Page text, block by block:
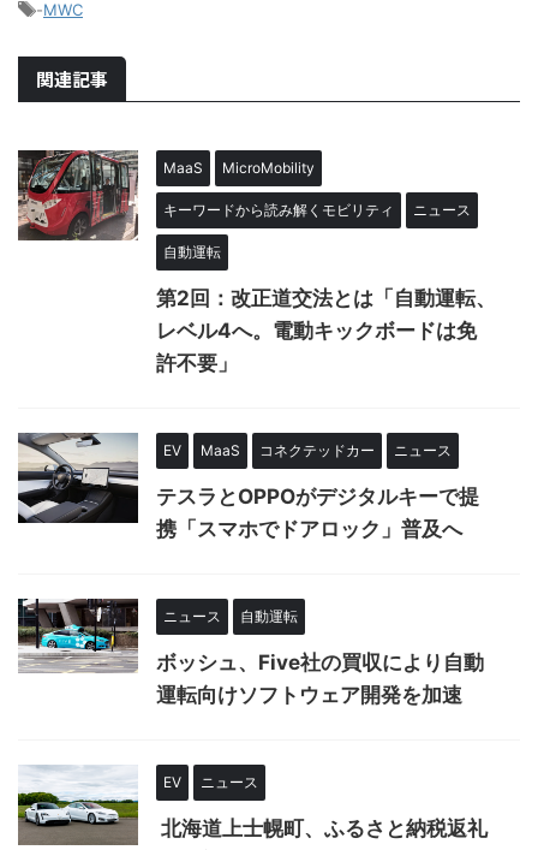
-MWC
関連記事
MaaS MicroMobility
キーワードから読み解くモビリティ ニュース
自動運転
第2回：改正道交法とは「自動運転、
レベル4へ。電動キックボードは免
許不要」
EV MaaS コネクテッドカー ニュース
テスラとOPPOがデジタルキーで提
携「スマホでドアロック」普及へ
ニュース 自動運転
ボッシュ、Five社の買収により自動
運転向けソフトウェア開発を加速
EV ニュース
北海道上士幌町、ふるさと納税返礼